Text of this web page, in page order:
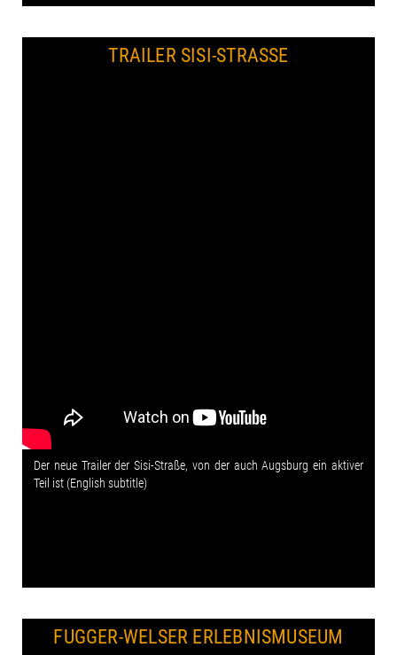
TRAILER SISI-STRASSE
Der neue Trailer der Sisi-Straße, von der auch Augsburg ein aktiver
Teil ist (English subtitle)
FUGGER-WELSER ERLEBNISMUSEUM